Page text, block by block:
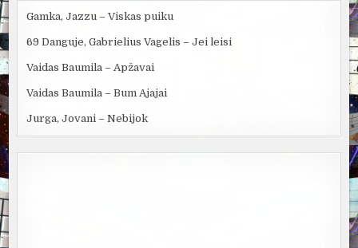
Gamka, Jazzu – Viskas puiku
69 Danguje, Gabrielius Vagelis – Jei leisi
Vaidas Baumila – Apžavai
Vaidas Baumila – Bum Ajajai
Jurga, Jovani – Nebijok